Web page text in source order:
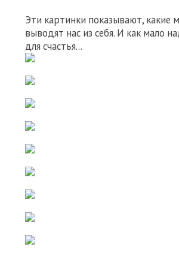
Эти картинки показывают, какие
выводят нас из себя. И как мало
для счастья...